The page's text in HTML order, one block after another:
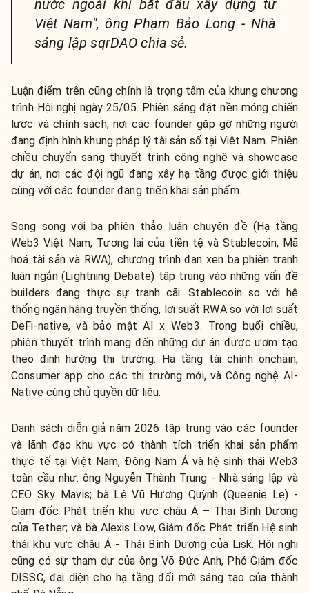
nước ngoài khi bắt đầu xây dựng từ
Việt Nam",ông Phạm Bảo Long - Nhà
sáng lập sqrDAO chia sẻ.
Luận điểm trên cũng chính là trọng tâm của khung chương
trình Hội nghị ngày 25/05. Phiên sáng đặt nền móng chiến
lược và chính sách, nơi các founder gặp gỡ những người
đang định hình khung pháp lý tài sản số tại Việt Nam. Phiên
chiều chuyển sang thuyết trình công nghệ và showcase
dự án, nơi các đội ngũ đang xây hạ tầng được giới thiệu
cùng với các founder đang triển khai sản phẩm.
Song song với ba phiên thảo luận chuyên đề (Hạ tầng
Web3 Việt Nam, Tương lai của tiền tệ và Stablecoin, Mã
hoá tài sản và RWA), chương trình đan xen ba phiên tranh
luận ngắn (Lightning Debate) tập trung vào những vấn đề
builders đang thực sự tranh cãi: Stablecoin so với hệ
thống ngân hàng truyền thống, lợi suất RWA so với lợi suất
DeFi-native, và bảo mật AI x Web3. Trong buổi chiều,
phiên thuyết trình mang đến những dự án được ươm tạo
theo định hướng thị trường: Hạ tầng tài chính onchain,
Consumer app cho các thị trường mới, và Công nghệ AI-
Native cùng chủ quyền dữ liệu.
Danh sách diễn giả năm 2026 tập trung vào các founder
và lãnh đạo khu vực có thành tích triển khai sản phẩm
thực tế tại Việt Nam, Đông Nam Á và hệ sinh thái Web3
toàn cầu như: ông Nguyễn Thành Trung - Nhà sáng lập và
CEO Sky Mavis; bà Lê Vũ Hương Quỳnh (Queenie Le) -
Giám đốc Phát triển khu vực châu Á – Thái Bình Dương
của Tether; và bà Alexis Low, Giám đốc Phát triển Hệ sinh
thái khu vực châu Á - Thái Bình Dương của Lisk. Hội nghị
cũng có sự tham dự của ông Võ Đức Anh, Phó Giám đốc
DISSC, đại diện cho hạ tầng đổi mới sáng tạo của thành